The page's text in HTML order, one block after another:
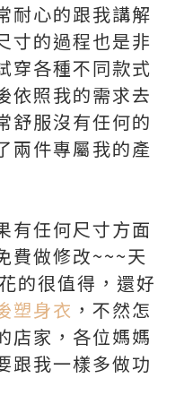
耐心的跟我講解
寸的過程也是非
穿各種不同款式
依照我的需求去
舒服沒有任何的
兩件專屬我的產
有任何尺寸方面
費做修改~~~天
的很值得，還好
塑身衣 ，不然怎
店家，各位媽媽
跟我一樣多做功